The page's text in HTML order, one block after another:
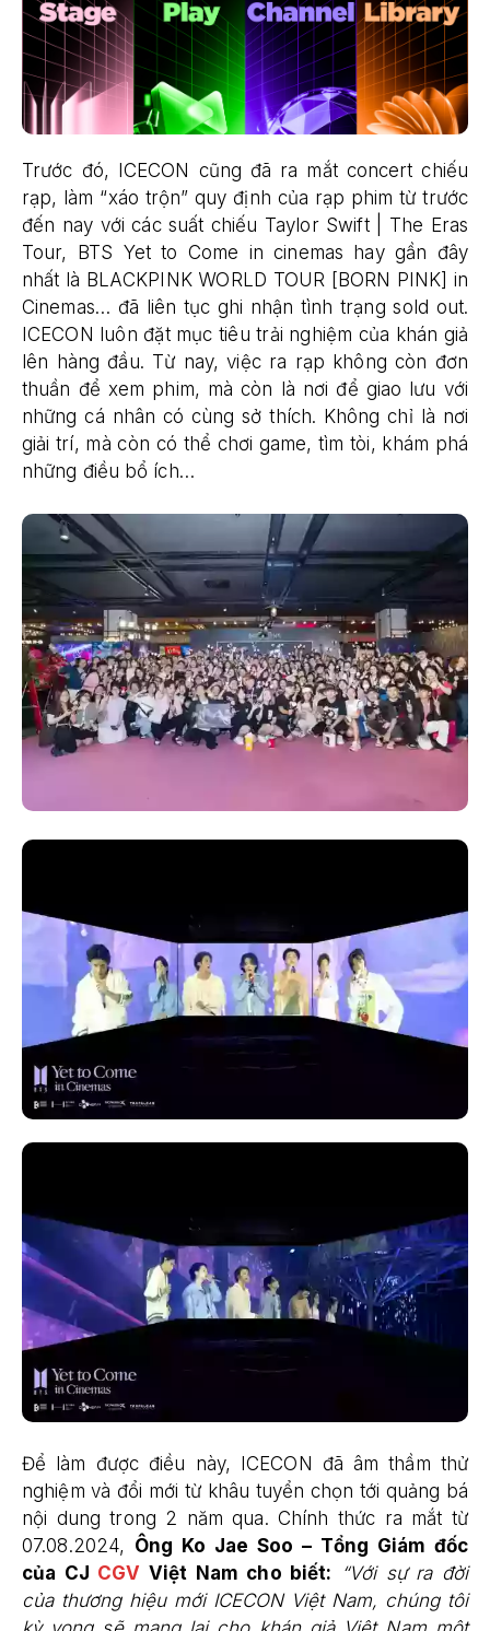
Trước đó, ICECON cũng đã ra mắt concert chiếu
rạp, làm “xáo trộn” quy định của rạp phim từ trước
đến nay với các suất chiếu Taylor Swift | The Eras
Tour, BTS Yet to Come in cinemas hay gần đây
nhất là BLACKPINK WORLD TOUR [BORN PINK] in
Cinemas… đã liên tục ghi nhận tình trạng sold out.
ICECON luôn đặt mục tiêu trải nghiệm của khán giả
lên hàng đầu. Từ nay, việc ra rạp không còn đơn
thuần để xem phim, mà còn là nơi để giao lưu với
những cá nhân có cùng sở thích. Không chỉ là nơi
giải trí, mà còn có thể chơi game, tìm tòi, khám phá
những điều bổ ích…
Để làm được điều này, ICECON đã âm thầm thử
nghiệm và đổi mới từ khâu tuyển chọn tới quảng bá
nội dung trong 2 năm qua. Chính thức ra mắt từ
07.08.2024, Ông Ko Jae Soo – Tổng Giám đốc
của CJ CGV Việt Nam cho biết:
“Với sự ra đời
của thương hiệu mới ICECON Việt Nam, chúng tôi